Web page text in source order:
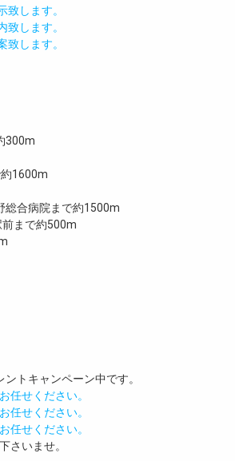
致します。
致します。
致します。
300m
1600m
総合病院まで約1500m
前まで約500m
ント キャンペーン中です。
任せください。
任せください。
任せください。
さいませ。